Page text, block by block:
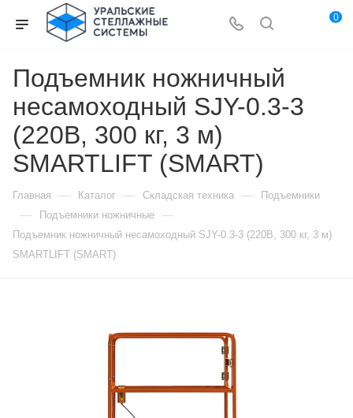
0
Подъемник ножничный
несамоходный SJY-0.3-3
(220В, 300 кг, 3 м)
SMARTLIFT (SMART)
Главная — Каталог — Складская техника — Подъемники
— Подъемники ножничные —
Подъемник ножничный несамоходный SJY-0.3-3 (220В, 300 кг, 3 м)
SMARTLIFT (SMART)